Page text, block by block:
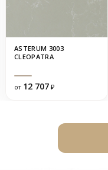
ASTERUM 3003
CLEOPATRA
от 12 707 ₽